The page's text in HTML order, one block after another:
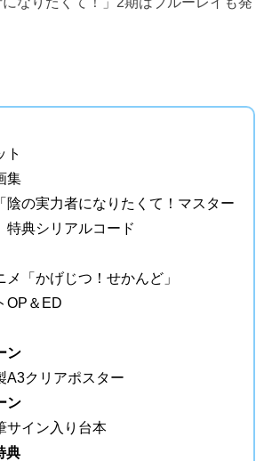
ト
集
陰の実力者になりたくて！マスター
特典シリアルコード
メ「かげじつ！せかんど」
OP＆ED
ン
A3クリアポスター
ン
サイン入り台本
典